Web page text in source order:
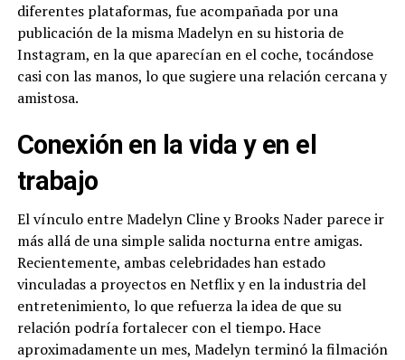
diferentes plataformas, fue acompañada por una
publicación de la misma Madelyn en su historia de
Instagram, en la que aparecían en el coche, tocándose
casi con las manos, lo que sugiere una relación cercana y
amistosa.
Conexión en la vida y en el
trabajo
El vínculo entre Madelyn Cline y Brooks Nader parece ir
más allá de una simple salida nocturna entre amigas.
Recientemente, ambas celebridades han estado
vinculadas a proyectos en Netflix y en la industria del
entretenimiento, lo que refuerza la idea de que su
relación podría fortalecer con el tiempo. Hace
aproximadamente un mes, Madelyn terminó la filmación